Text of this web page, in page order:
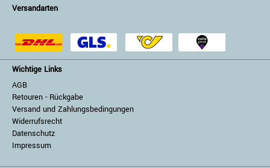
Versandarten
Wichtige Links
AGB
Retouren - Rückgabe
Versand und Zahlungsbedingungen
Widerrufsrecht
Datenschutz
Impressum